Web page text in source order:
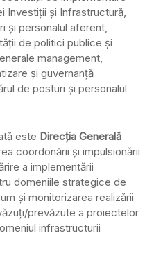
Investiţii şi Infrastructură,
şi personalul aferent,
de politici publice şi
management,
şi guvernanţă
de posturi şi personalul
este Direcţia Generală
coordonării şi impulsionării
a implementării
domeniile strategice de
şi monitorizarea realizării
prevăzute a proiectelor
infrastructurii